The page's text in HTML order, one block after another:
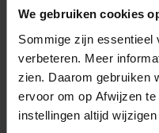
We gebruiken cookies
Sommige zijn essentieel
verbeteren. Meer
zien. Daarom gebruiken
ervoor om op Afwijzen
instellingen altijd
Nieuws Joshua - 4.
De Philips Hue Bridge
Meer Hetzelfde Zal Zijn
Nieuws Joshua - 4.